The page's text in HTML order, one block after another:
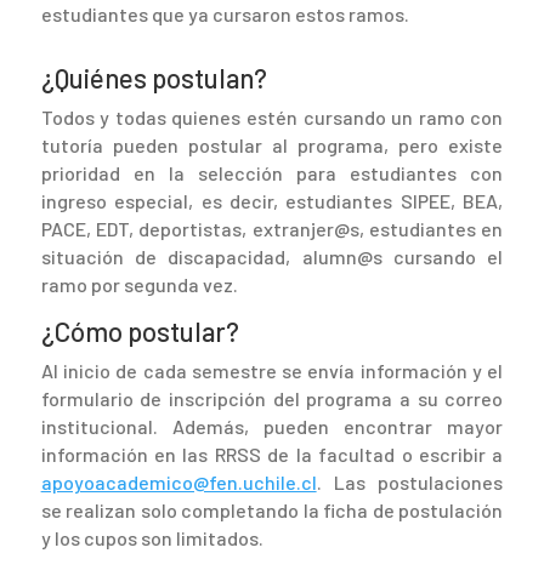
estudiantes que ya cursaron estos ramos.
¿Quiénes postulan?
Todos y todas quienes estén cursando un ramo con
tutoría pueden postular al programa, pero existe
prioridad en la selección para estudiantes con
ingreso especial, es decir, estudiantes SIPEE, BEA,
PACE, EDT, deportistas, extranjer@s, estudiantes en
situación de discapacidad, alumn@s cursando el
ramo por segunda vez.
¿Cómo postular?
Al inicio de cada semestre se envía información y el
formulario de inscripción del programa a su correo
institucional. Además, pueden encontrar mayor
información en las RRSS de la facultad o escribir a
apoyoacademico@fen.uchile.cl. Las postulaciones
se realizan solo completando la ficha de postulación
y los cupos son limitados.